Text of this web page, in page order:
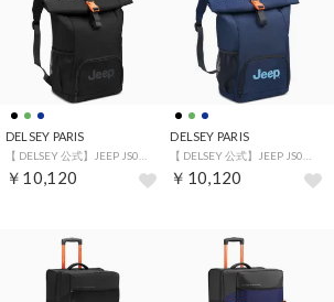
DELSEY PARIS
￥10,120
DELSEY PARIS
￥10,120